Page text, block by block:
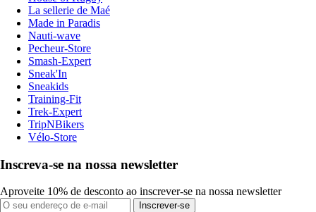
La sellerie de Maé
Made in Paradis
Nauti-wave
Pecheur-Store
Smash-Expert
Sneak'In
Sneakids
Training-Fit
Trek-Expert
TripNBikers
Vélo-Store
Inscreva-se na nossa newsletter
Aproveite 10% de desconto ao inscrever-se na nossa newsletter
Inscrever-se